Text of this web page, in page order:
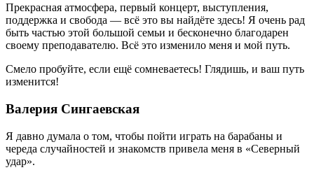
Прекрасная атмосфера, первый концерт, выступления,
поддержка и свобода — всё это вы найдёте здесь! Я очень рад
быть частью этой большой семьи и бесконечно благодарен
своему преподавателю. Всё это изменило меня и мой путь.
Смело пробуйте, если ещё сомневаетесь! Глядишь, и ваш путь
изменится!
Валерия Сингаевская
Я давно думала о том, чтобы пойти играть на барабаны и
череда случайностей и знакомств привела меня в «Северный
удар».